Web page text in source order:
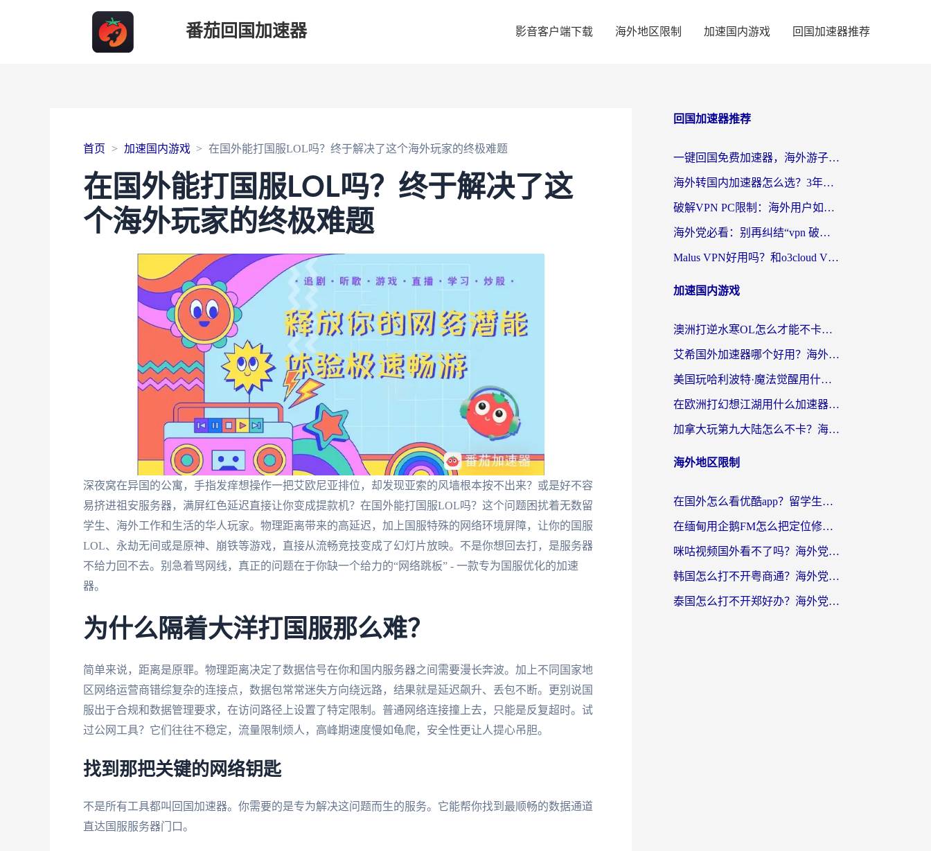
番茄回国加速器 影音客户端下载 海外地区限制 加速国内游戏 回国加速器推荐
首页 加速国内游戏 在国外能打国服LOL吗？终于解决了这个海外玩家的终极难题
在国外能打国服LOL吗？终于解决了这
个海外玩家的终极难题
深夜窝在异国的公寓，手指发痒想操作一把艾欧尼亚排位，却发现亚索的风墙根本按不出来？或是好不容
易挤进祖安服务器，满屏红色延迟直接让你变成提款机？在国外能打国服LOL吗？这个问题困扰着无数留
学生、海外工作和生活的华人玩家。物理距离带来的高延迟，加上国服特殊的网络环境屏障，让你的国服
LOL、永劫无间或是原神、崩铁等游戏，直接从流畅竞技变成了幻灯片放映。不是你想回去打，是服务器
不给力回不去。别急着骂网线，真正的问题在于你缺一个给力的“网络跳板” - 一款专为国服优化的加速
器。
为什么隔着大洋打国服那么难？
简单来说，距离是原罪。物理距离决定了数据信号在你和国内服务器之间需要漫长奔波。加上不同国家地
区网络运营商错综复杂的连接点，数据包常常迷失方向绕远路，结果就是延迟飙升、丢包不断。更别说国
服出于合规和数据管理要求，在访问路径上设置了特定限制。普通网络连接撞上去，只能是反复超时。试
过公网工具？它们往往不稳定，流量限制烦人，高峰期速度慢如龟爬，安全性更让人提心吊胆。
找到那把关键的网络钥匙
不是所有工具都叫回国加速器。你需要的是专为解决这问题而生的服务。它能帮你找到最顺畅的数据通道
直达国服服务器门口。
回国加速器推荐
一键回国免费加速器，海外游子的数字归乡路
海外转国内加速器怎么选？3年海外党亲测指南，无缝刷剧玩游戏不再难
破解VPN PC限制：海外用户如何选择回国加速器实现无缝访问国内资源
海外党必看：别再纠结“vpn 破解”，这样选回国加速器才能真正无缝访问国内资源
Malus VPN好用吗？和o3cloud VPN对比哪个回国效果更好？
加速国内游戏
澳洲打逆水寒OL怎么才能不卡？海外玩家国服游戏加速终极指南（附梦幻模拟战地铁跑酷解决办法）
艾希国外加速器哪个好用？海外玩家国服游戏畅玩终极指南（附欧洲玩鸣潮街头篮球实测）
美国玩哈利波特·魔法觉醒用什么加速器？告别延迟的终极指南（含免费QQ炫舞方案+印尼妄想山海秘籍）
在欧洲打幻想江湖用什么加速器好？海外玩家国服游戏畅玩指南
加拿大玩第九大陆怎么不卡？海外玩家国服游戏加速全攻略（附足球世界萤火突击实测）
海外地区限制
在国外怎么看优酷app？留学生海外华人必看的无限制追剧指南
在缅甸用企鹅FM怎么把定位修改到中国国内？海外党解决地域限制的实用指南
咪咕视频国外看不了吗？海外党亲测有效的回国加速解决方案
韩国怎么打不开粤商通？海外党必看的回国加速器选择指南（附加拿大农行俄罗斯有缘网解决方案）
泰国怎么打不开郑好办？海外党回国服务+影音追剧全搞定的实用指南